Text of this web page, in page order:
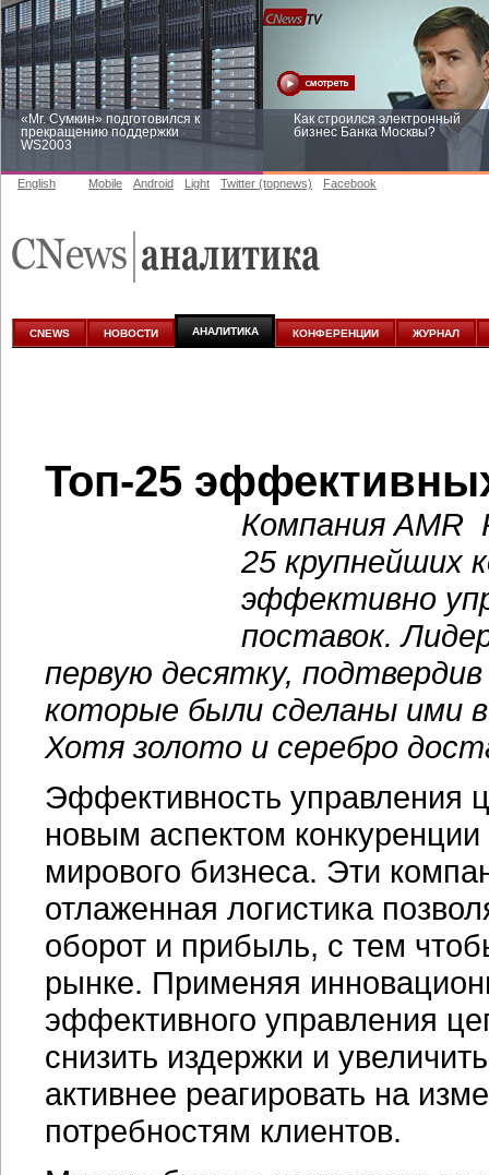
«Mr. Сумкин» подготовился к
прекращению поддержки
WS2003
Как строился электронный
бизнес Банка Москвы?
аналитике
English Mobile Android Light Twitter (topnews) Facebook
CNEWS НОВОСТИ АНАЛИТИКА КОНФЕРЕНЦИИ ЖУРНАЛ
Топ-25
Компания AMR
25 крупнейших
эффективно
поставок.
первую десятку,
которые были сделаны ими
Хотя золото и серебро
Эффективность управления
новым аспектом
мирового бизнеса. Эти
отлаженная логистика
оборот и прибыль, с тем
рынке. Применяя
эффективного управления
снизить издержки и
активнее реагировать на
потребностям клиентов.